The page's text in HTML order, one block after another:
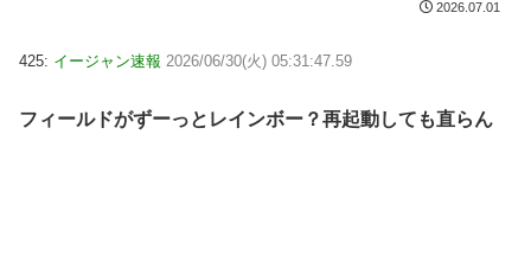
2026.07.01
425: イージャン速報 2026/06/30(火) 05:31:47.59
フィールドがずーっとレインボー？再起動しても直らん